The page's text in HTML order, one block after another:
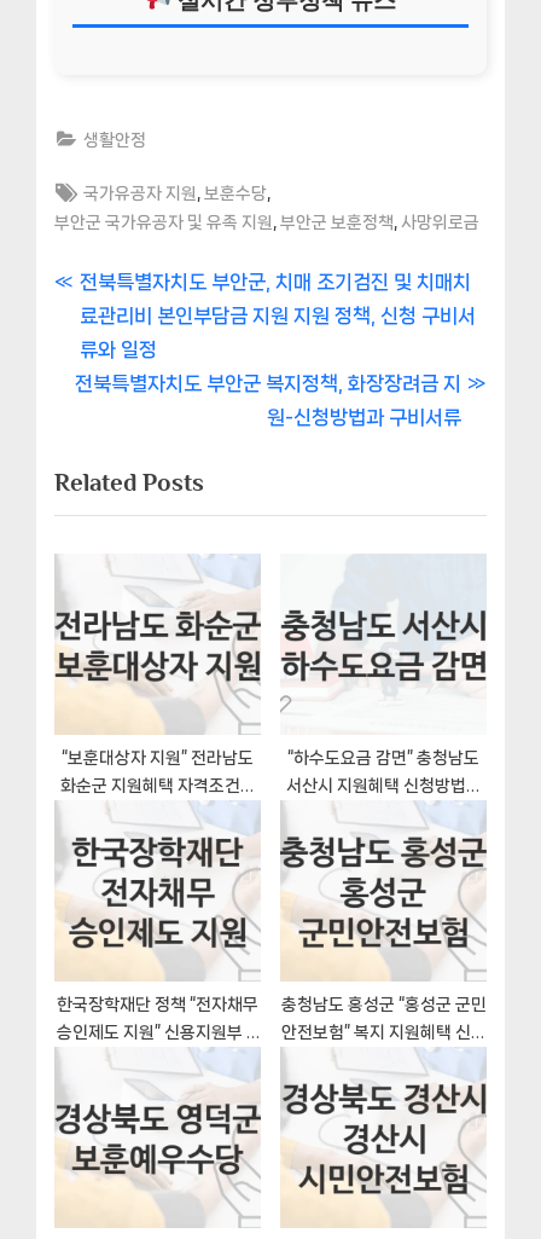
생활안정
Tags:
국가유공자 지원 보훈수당
부안군 국가유공자 및 유족 지원 부안군 보훈정책 사망위로금
글
내
비
이
P
r
e
v
u
s
s
t
전북특별자치도 부안군, 치매 조기검진 및 치매치
료관리비 본인부담금 지원 지원 정책, 신청 구비서
류와 일정
N
t
P
t
:
전북특별자치도 부안군 복지정책, 화장장려금 지
원-신청방법과 구비서류
Related Posts
“보훈대상자 지원” 전라남도
화순군 지원혜택 자격조건과
“하수도요금 감면” 충청남도
서산시 지원혜택 신청방법과
한국장학재단 정책 “전자채무
승인제도 지원” 신용지원부 –
신청 구비서류와 자격
충청남도 홍성군 “홍성군 군민
안전보험” 복지 지원혜택 신청
조건과 자격조건